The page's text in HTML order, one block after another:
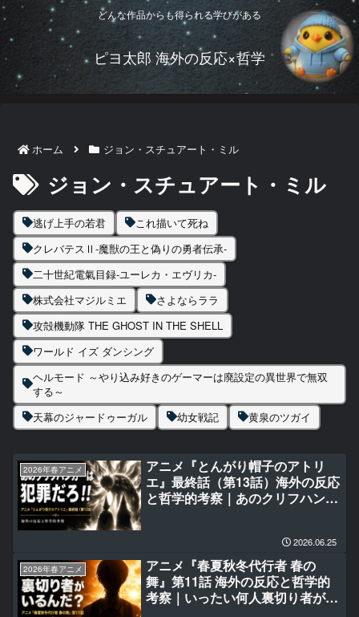
どんな作品からも得られる学びがある
ピヨ太郎 海外の反応×哲学
ホーム ジョン・スチュアート・ミル
ジョン・スチュアート・ミル
逃げ上手の若君
これ描いて死ね
クレバテスⅡ-魔獣の王と偽りの勇者伝承-
二十世紀電氣目録-ユーレカ・エヴリカ-
株式会社マジルミエ
さよならララ
攻殻機動隊 THE GHOST IN THE SHELL
ワールド イズ ダンシング
ヘルモード ～やり込み好きのゲーマーは廃設定の異世界で無双
する～
天幕のジャードゥーガル
幼女戦記 黄泉のツガイ
2026年春アニメ
アニメ『とんがり帽子のアトリ
エ』最終話（第13話）海外の反応
と哲学的考察｜あのクリフハンガ
2026.06.25
2026年春アニメ
アニメ『春夏秋冬代行者 春の
舞』第11話 海外の反応と哲学的
考察｜いったい何人裏切り者がい